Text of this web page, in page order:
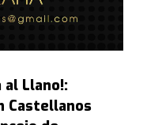
al Llano!:
Castellanos